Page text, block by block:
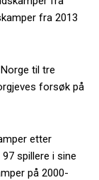
fra 2013
til tre
forsøk på
etter
spillere i sine
på 2000-